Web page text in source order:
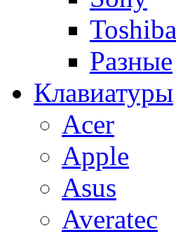
Toshiba
Разные
Клавиатуры
Acer
Apple
Asus
Averatec